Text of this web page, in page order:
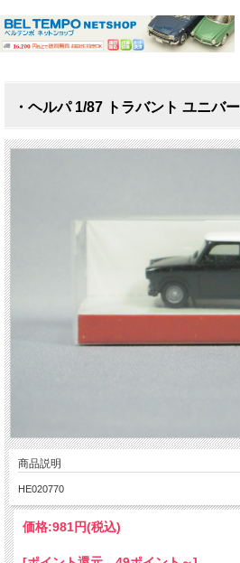
・ヘルパ 1/87 トラバント ユニバ
商品説明
HE020770
価格:981円(税込)